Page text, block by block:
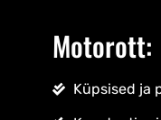
Motorott:
Küpsised ja